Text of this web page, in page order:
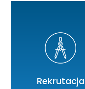
Rekrutacja